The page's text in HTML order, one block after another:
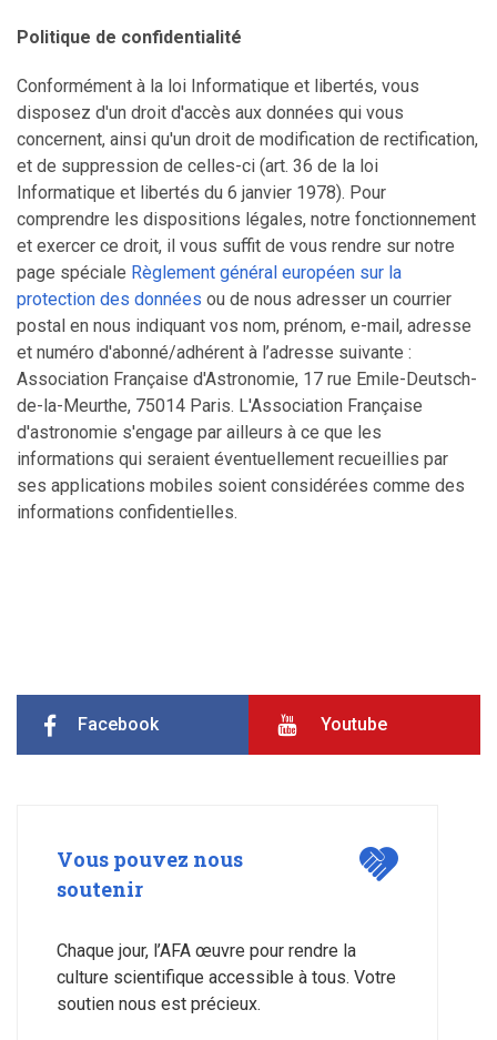
Politique de confidentialité
Conformément à la loi Informatique et libertés, vous
disposez d'un droit d'accès aux données qui vous
concernent, ainsi qu'un droit de modification de rectification,
et de suppression de celles-ci (art. 36 de la loi
Informatique et libertés du 6 janvier 1978). Pour
comprendre les dispositions légales, notre fonctionnement
et exercer ce droit, il vous suffit de vous rendre sur notre
page spéciale Règlement général européen sur la
protection des données ou de nous adresser un courrier
postal en nous indiquant vos nom, prénom, e-mail, adresse
et numéro d'abonné/adhérent à l’adresse suivante :
Association Française d'Astronomie, 17 rue Emile-Deutsch-
de-la-Meurthe, 75014 Paris. L'Association Française
d'astronomie s'engage par ailleurs à ce que les
informations qui seraient éventuellement recueillies par
ses applications mobiles soient considérées comme des
informations confidentielles.
Facebook Youtube
Vous pouvez nous
soutenir
Chaque jour, l’AFA œuvre pour rendre la
culture scientifique accessible à tous. Votre
soutien nous est précieux.